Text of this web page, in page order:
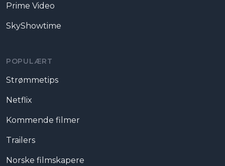
Prime Video
SkyShowtime
POPULÆRT
Strømmetips
Netflix
Kommende filmer
Trailers
Norske filmskapere